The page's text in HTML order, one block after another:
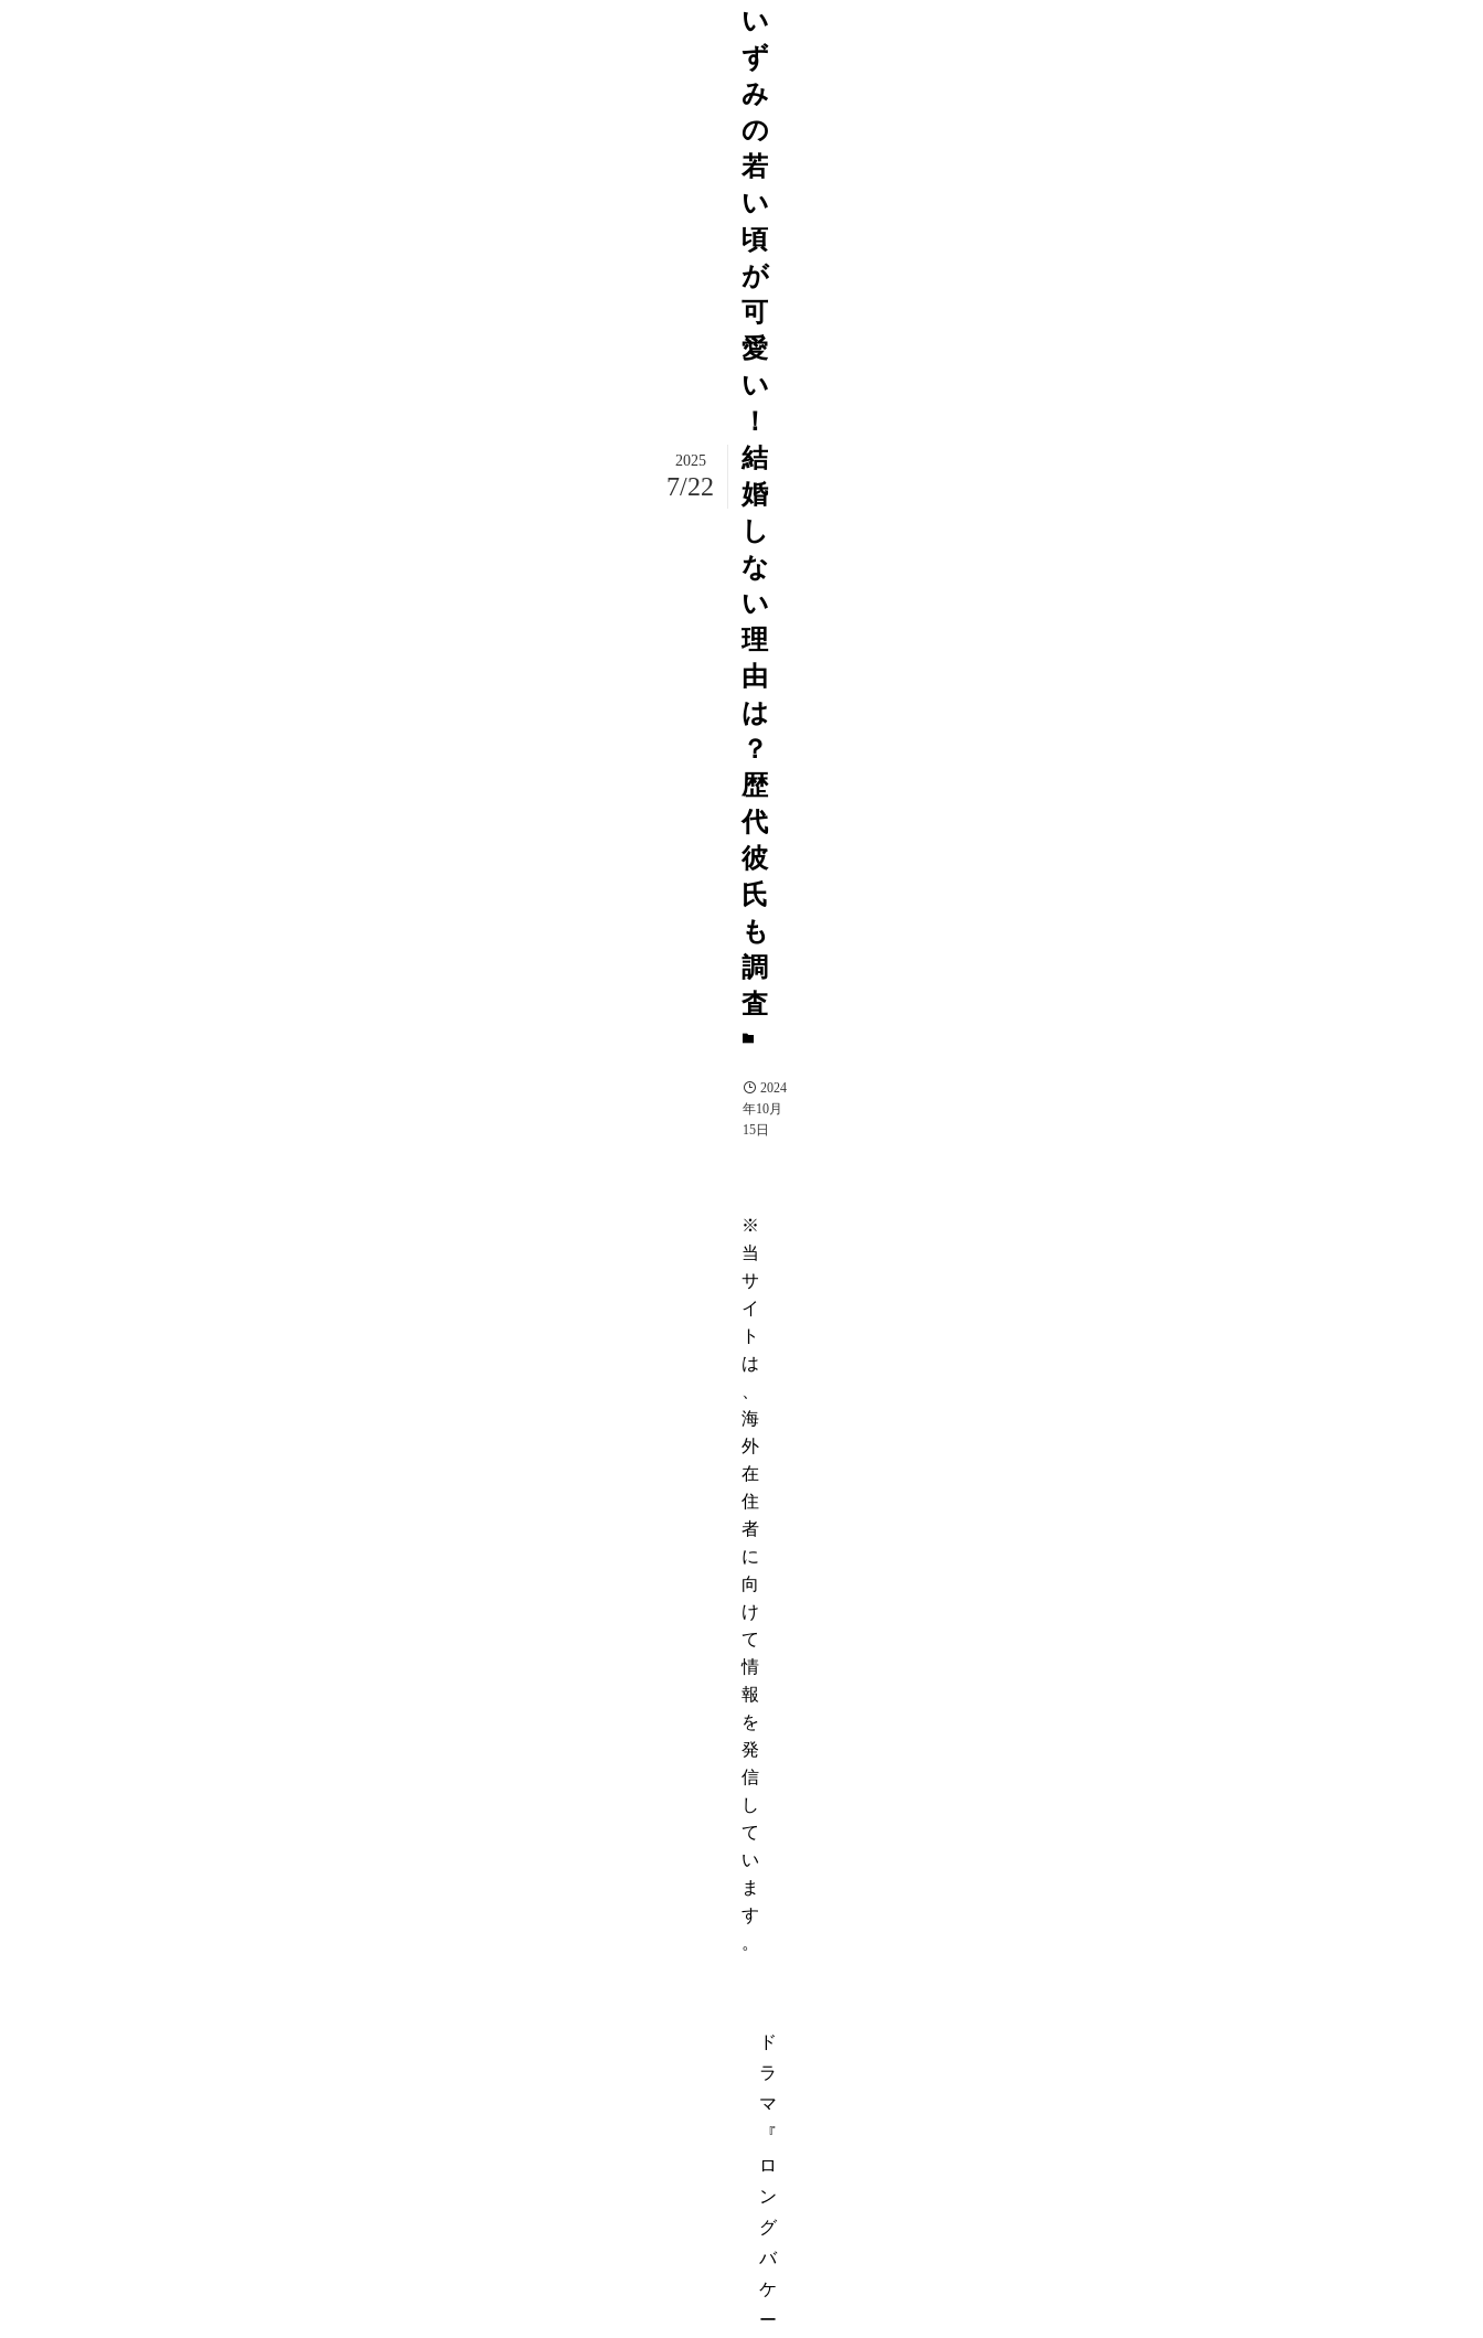
い
ず
み
の
若
い
頃
が
可
愛
い
！
結
婚
し
な
い
理
由
は
？
歴
代
彼
氏
も
調
査
2025
7/22
2024
年10月
15日
※
当
サ
イ
ト
は
海
外
在
住
者
に
向
け
て
情
報
を
発
信
し
て
い
ま
す
。
ド
ラ
マ
『
ロ
ン
グ
バ
ケ
ー